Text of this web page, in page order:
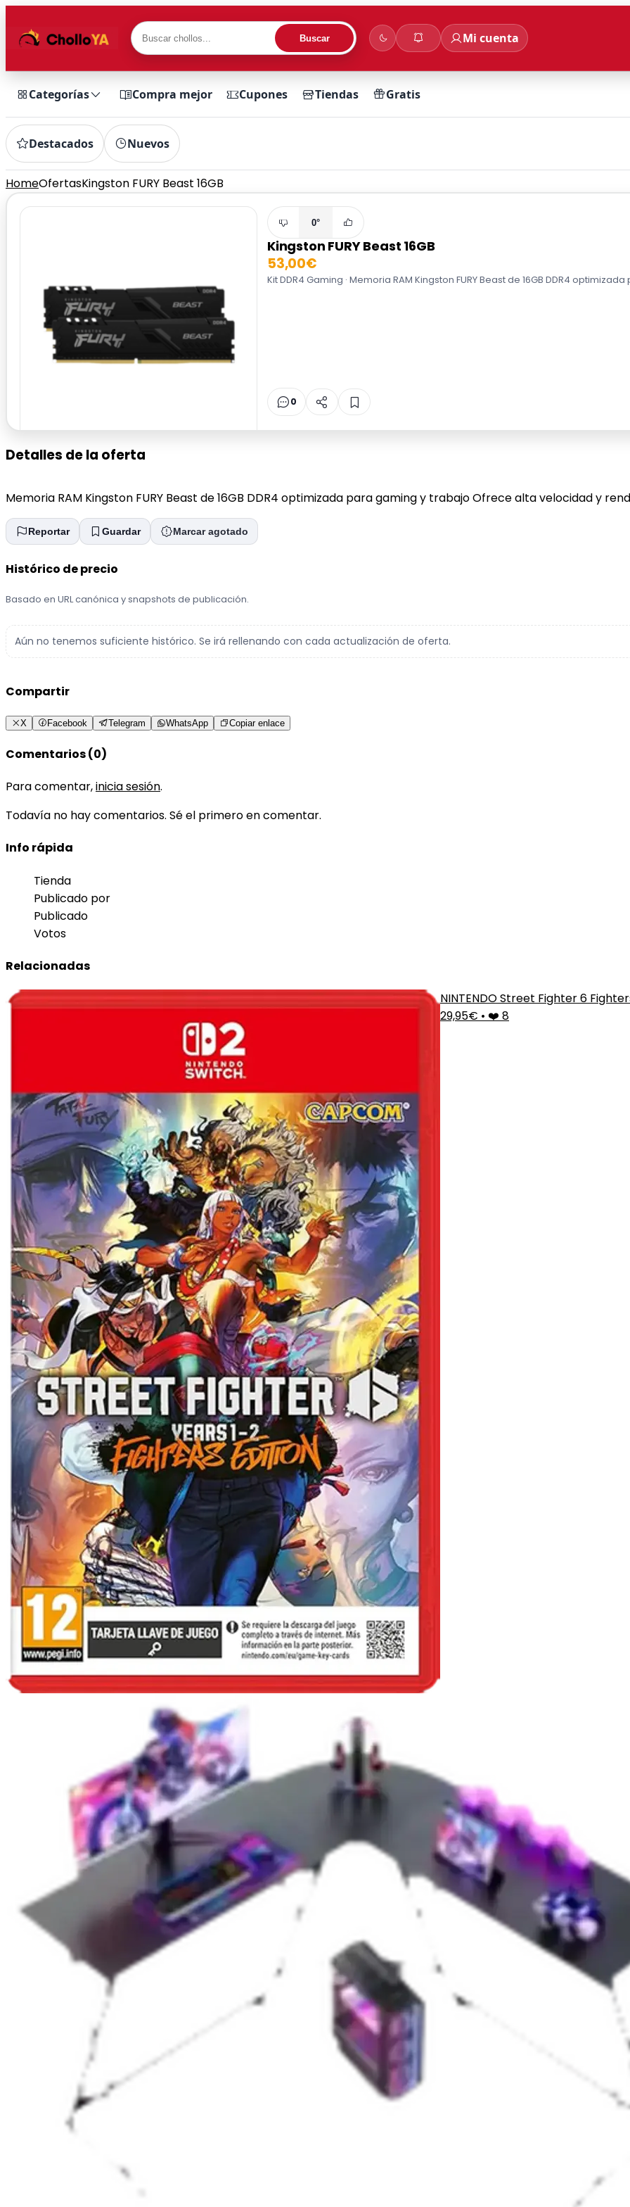
Buscar Mi cuenta
Categorías Compra mejor Cupones Tiendas Gratis
Destacados Nuevos
HomeOfertasKingston FURY Beast 16GB
0°
Kingston FURY Beast 16GB
53,00€
Kit DDR4 Gaming · Memoria RAM Kingston FURY Beast de 16GB DDR4
0
Detalles de la oferta
Memoria RAM Kingston FURY Beast de 16GB DDR4 optimizada para gaming y trabajo Ofrece alta velocidad y
Reportar Guardar Marcar agotado
Histórico de precio
Basado en URL canónica y snapshots de publicación.
Aún no tenemos suficiente histórico. Se irá rellenando con cada actualización de oferta.
Compartir
X Facebook Telegram WhatsApp Copiar enlace
Comentarios (0)
Para comentar,inicia sesión.
Todavía no hay comentarios. Sé el primero en comentar.
Info rápida
Tienda
Publicado por
Publicado
Votos
Relacionadas
NINTENDO Street Fighter 6
29,95€ • ❤️ 8